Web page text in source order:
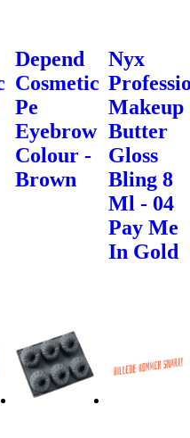
Depend
Cosmetic
Pe
Eyebrow
Colour -
Brown
Nyx
Makeup
Butter
Gloss
Bling 8
Ml - 04
Pay Me
In Gold